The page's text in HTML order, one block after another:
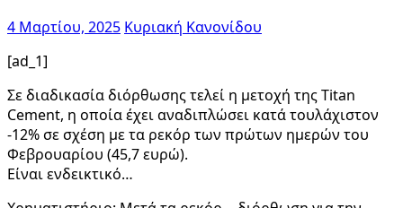
4 Μαρτίου, 2025 Κυριακή Κανονίδου
[ad_1]
Σε διαδικασία διόρθωσης τελεί η μετοχή της Titan
Cement, η οποία έχει αναδιπλώσει κατά τουλάχιστον
-12% σε σχέση με τα ρεκόρ των πρώτων ημερών του
Φεβρουαρίου (45,7 ευρώ).
Είναι ενδεικτικό…